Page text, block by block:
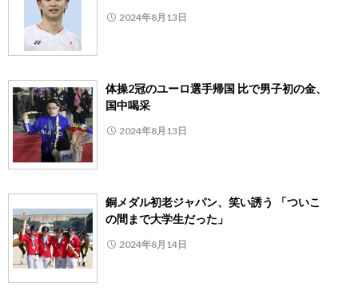
2024年8月13日
体操2冠のユーロ選手帰国 比で男子初の金、
国中喝采
2024年8月13日
銅メダル初老ジャパン、笑い誘う 「ついこ
の間まで大学生だった」
2024年8月14日